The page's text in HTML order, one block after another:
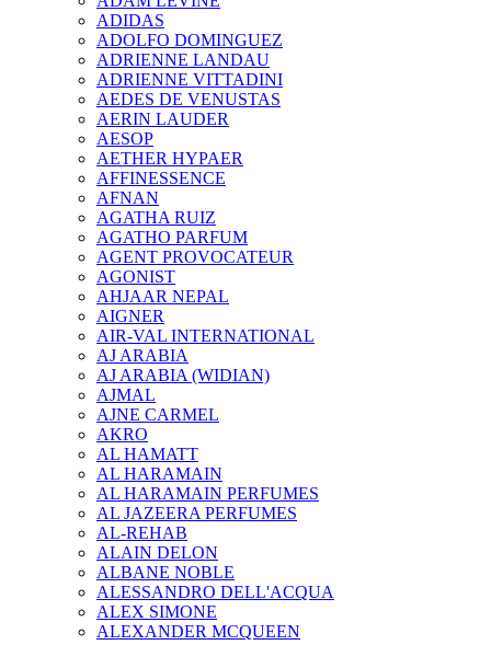
ADIDAS
ADOLFO DOMINGUEZ
ADRIENNE LANDAU
ADRIENNE VITTADINI
AEDES DE VENUSTAS
AERIN LAUDER
AESOP
AETHER HYPAER
AFFINESSENCE
AFNAN
AGATHA RUIZ
AGATHO PARFUM
AGENT PROVOCATEUR
AGONIST
AHJAAR NEPAL
AIGNER
AIR-VAL INTERNATIONAL
AJ ARABIA
AJ ARABIA (WIDIAN)
AJMAL
AJNE CARMEL
AKRO
AL HAMATT
AL HARAMAIN
AL HARAMAIN PERFUMES
AL JAZEERA PERFUMES
AL-REHAB
ALAIN DELON
ALBANE NOBLE
ALESSANDRO DELL'ACQUA
ALEX SIMONE
ALEXANDER MCQUEEN